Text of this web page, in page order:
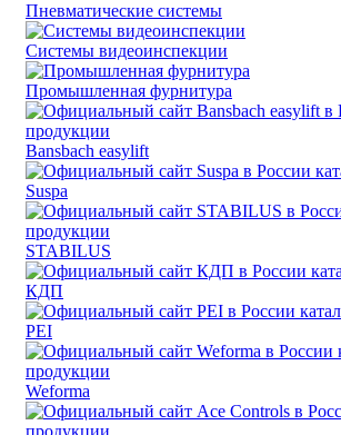
Пневматические системы
Системы видеоинспекции
Промышленная фурнитура
Bansbach easylift
Suspa
STABILUS
КДП
PEI
Weforma